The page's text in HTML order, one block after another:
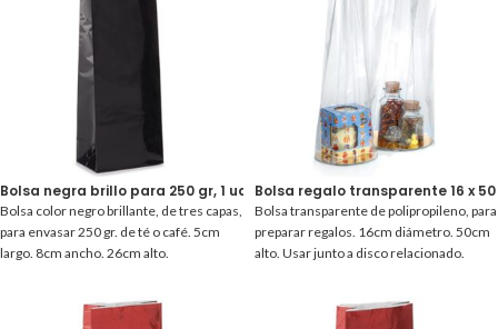
Bolsa negra brillo para 250 gr, 1 ud.
Bolsa color negro brillante, de tres capas,
para envasar 250 gr. de té o café. 5cm
largo. 8cm ancho. 26cm alto.
Bolsa regalo transparente 16 x 50
Bolsa transparente de polipropileno, para
preparar regalos. 16cm diámetro. 50cm
alto. Usar junto a disco relacionado.